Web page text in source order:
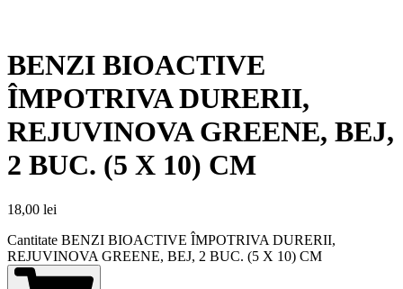
BENZI BIOACTIVE
ÎMPOTRIVA DURERII,
REJUVINOVA GREENE, BEJ,
2 BUC. (5 X 10) CM
18,00 lei
Cantitate BENZI BIOACTIVE ÎMPOTRIVA DURERII,
REJUVINOVA GREENE, BEJ, 2 BUC. (5 X 10) CM